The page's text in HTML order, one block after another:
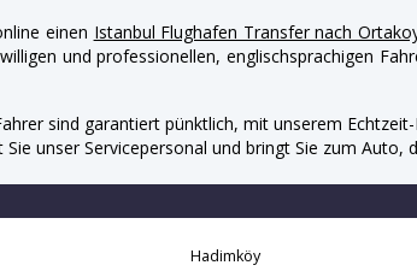
einen Istanbul Flughafen Transfer nach
und professionellen, englischsprachigen
sind garantiert pünktlich, mit unserem
unser Servicepersonal und bringt Sie zum Auto,
Hadimköy